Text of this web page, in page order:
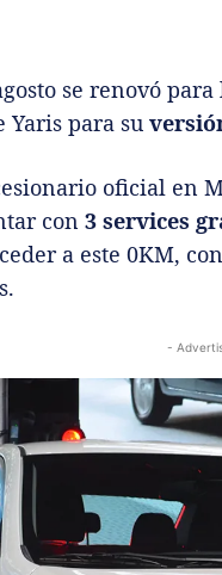
se renovó
Yaris para su
oficial en
con 3 services
a este 0KM,
-